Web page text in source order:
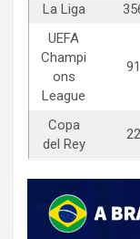
La Liga
UEFA
Champi
ons
League
91
Copa
del Rey
22